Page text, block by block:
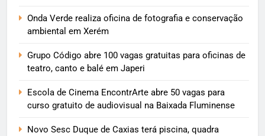
Onda Verde realiza oficina de fotografia e conservação
ambiental em Xerém
Grupo Código abre 100 vagas gratuitas para oficinas de
teatro, canto e balé em Japeri
Escola de Cinema EncontrArte abre 50 vagas para
curso gratuito de audiovisual na Baixada Fluminense
Novo Sesc Duque de Caxias terá piscina, quadra